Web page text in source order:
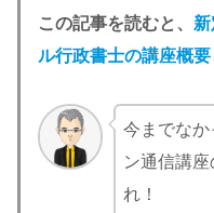
この記事を読むと、 新
ル行政書士の講座概要
今までなか
ン通信講
れ！